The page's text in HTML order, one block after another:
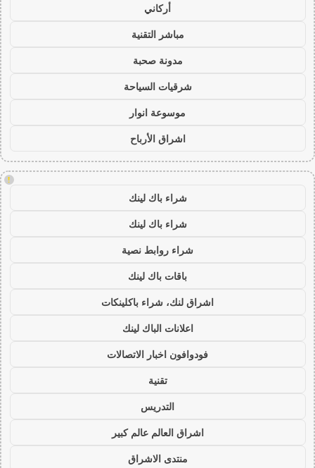
أركاني
مباشر التقنية
مدونة صحبة
شرقيات السياحة
موسوعة انوار
اشراق الأرباح
!
شراء باك لينك
شراء باك لينك
شراء روابط نصية
باقات باك لينك
اشراق لنك، شراء باكلينكات
اعلانات الباك لينك
فودوافون اخبار الاتصالات
تقنية
التدريس
اشراق العالم عالم كبير
منتدى الاشراق